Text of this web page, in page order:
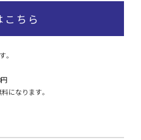
こちら
。
になります。